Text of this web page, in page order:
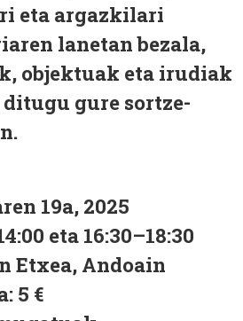
eta argazkilari
lanetan bezala,
objektuak eta irudiak
gure sortze-
19a, 2025
eta 16:30–18:30
Etxea, Andoain
5 €